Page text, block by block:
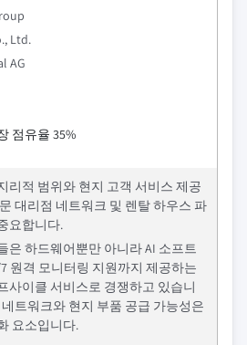
Ltd.
AG
점유율 35%
리적 범위와 현지 고객 서비스 제공
대리점 네트워크 및 렌탈 하우스 파
요합니다.
은 하드웨어뿐만 아니라 AI 소프트
원격 모니터링 지원까지 제공하는
사이클 서비스로 경쟁하고 있습니
트워크와 현지 부품 공급 가능성은
요소입니다.